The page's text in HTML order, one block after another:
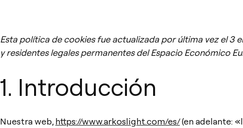
Esta política de cookies fue actualizada por última vez el 3
y residentes legales permanentes del Espacio Económico
1. Introducción
Nuestra web,https://www.arkoslight.com/es/(en adelante: